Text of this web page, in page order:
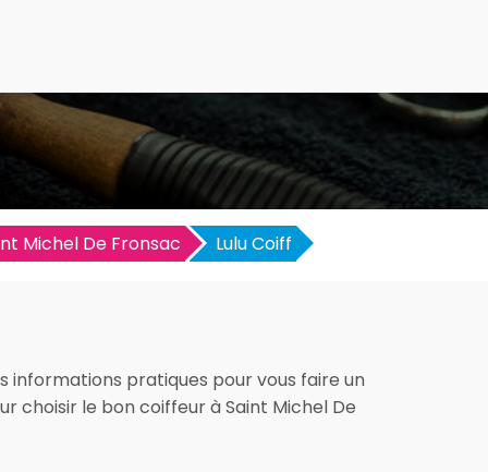
Michel De Fronsac Lulu Coiff
informations pratiques pour vous faire un
choisir le bon coiffeur à Saint Michel De